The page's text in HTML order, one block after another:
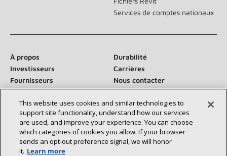
Services de comptes nationaux
À propos
Durabilité
Investisseurs
Carrières
Fournisseurs
Nous contacter
Salle de presse
Communiquez avec nous :
This website uses cookies and similar technologies to
support site functionality, understand how our services
are used, and improve your experience. You can choose
which categories of cookies you allow. If your browser
sends an opt‑out preference signal, we will honor
it. Learn more